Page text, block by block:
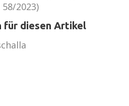
2023)
für diesen Artikel